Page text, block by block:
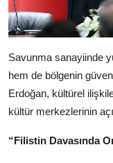
Savunma sanayiinde
hem de bölgenin
Erdoğan, kültürel
kültür merkezlerinin
“Filistin Davasında